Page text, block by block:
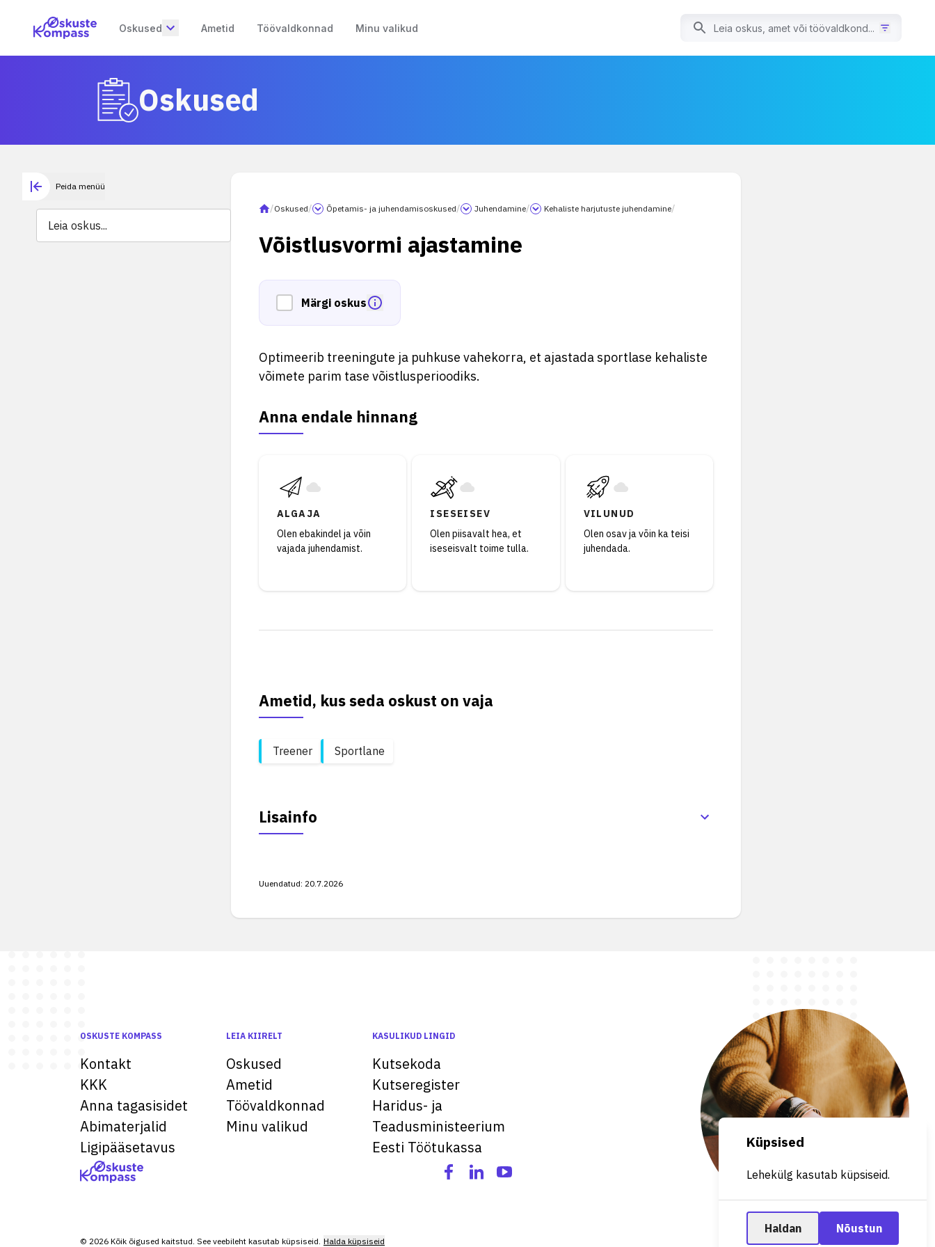
Oskused Ametid Töövaldkonnad Minu valikud
Oskused
Peida menüü
/Oskused/ Õpetamis- ja juhendamisoskused/ Juhendamine/ Kehaliste harjutuste juhendamine/
Võistlusvormi ajastamine
Märgi oskus
Optimeerib treeningute ja puhkuse vahekorra, et ajastada sportlase kehaliste
võimete parim tase võistlusperioodiks.
Anna endale hinnang
ALGAJA
Olen ebakindel ja võin
vajada juhendamist.
ISESEISEV
Olen piisavalt hea, et
iseseisvalt toime tulla.
VILUNUD
Olen osav ja võin ka teisi
juhendada.
Ametid, kus seda oskust on vaja
Treener Sportlane
Lisainfo
Uuendatud: 20.7.2026
OSKUSTE KOMPASS
Kontakt
KKK
Anna tagasisidet
Abimaterjalid
Ligipääsetavus
LEIA KIIRELT
Oskused
Ametid
Töövaldkonnad
Minu valikud
KASULIKUD LINGID
Kutsekoda
Kutseregister
Haridus- ja
Teadusministeerium
Eesti Töötukassa
© 2026 Kõik õigused kaitstud. See veebileht kasutab küpsiseid. Halda küpsiseid
Küpsised
Lehekülg kasutab küpsiseid.
Haldan Nõustun